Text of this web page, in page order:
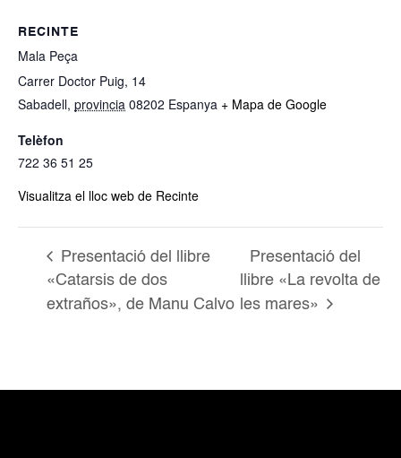
RECINTE
Mala Peça
Carrer Doctor Puig, 14
Sabadell, provincia 08202 Espanya + Mapa de Google
Telèfon
722 36 51 25
Visualitza el lloc web de Recinte
Presentació del llibre
«Catarsis de dos
extraños», de Manu Calvo
Presentació del
llibre «La revolta de
les mares»